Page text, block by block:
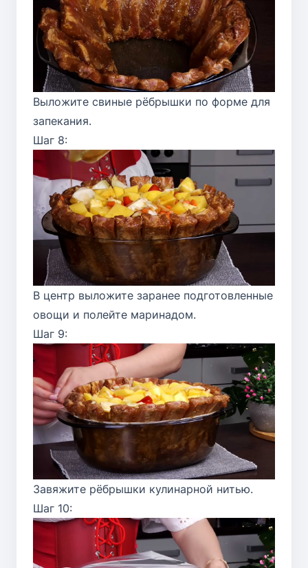
Выложите свиные рёбрышки по форме для
запекания.
Шаг 8:
В центр выложите заранее подготовленные
овощи и полейте маринадом.
Шаг 9:
Завяжите рёбрышки кулинарной нитью.
Шаг 10: